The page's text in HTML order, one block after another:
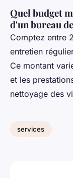
Quel budget
d'un bureau
Comptez entre
entretien
Ce montant
et les
nettoyage des
services